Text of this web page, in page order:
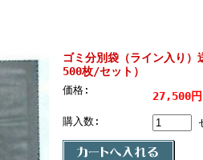
ゴミ分別袋（ライン入り
500枚/セット）
価格: 27,500
購入数: